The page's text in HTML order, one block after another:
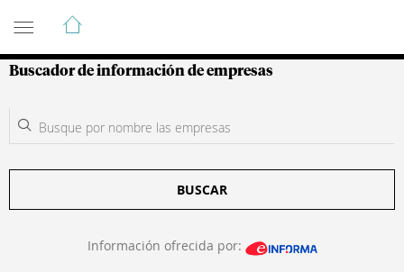
Guía de Empresas Colombianas
Buscador de información de empresas
BUSCAR
Información ofrecida por: